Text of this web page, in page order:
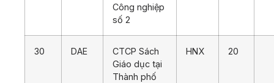
Công nghiệp
số 2
30 DAE
CTCP Sách
Giáo dục tại
Thành phố
HNX 20